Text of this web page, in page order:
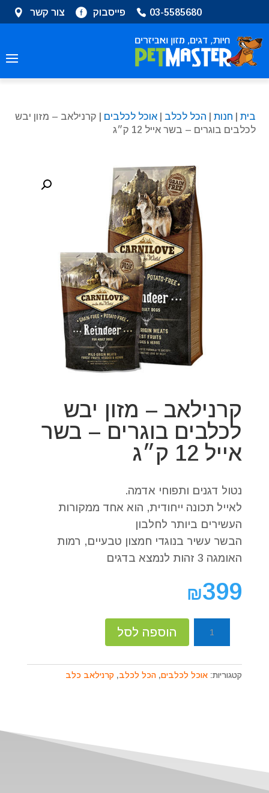
בְּאֲתָר
זֶה
מֻפְעֶלֶת
הַמְּסַיַּעַת
לִנְגִישׁוּת
03-5585680 פייסבוק צור קשר
בית חנות הכל לכלב |אוכל לכלבים | קרנילאב – מזון יבש
לכלבים בוגרים – בשר אייל 12 ק״ג
קרנילאב – מזון יבש
לכלבים בוגרים – בשר
אייל 12 ק״ג
נטול דגנים ותפוחי אדמה.
לאייל תכונה ייחודית, הוא אחד ממקורות
העשירים ביותר לחלבון
הבשר עשיר בנוגדי חמצון טבעיים, רמות
האומגה 3 זהות לנמצא בדגים
₪399
-
בשר
אייל
הוספה לסל
קטגוריות: אוכל לכלבים, הכל לכלב, קרנילאב כלב